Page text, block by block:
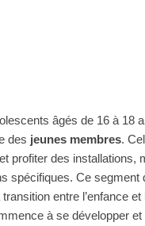
âgés de 16 à 18
des jeunes membres.
profiter des installations,
spécifiques. Ce segment
entre l’enfance et
à se développer et